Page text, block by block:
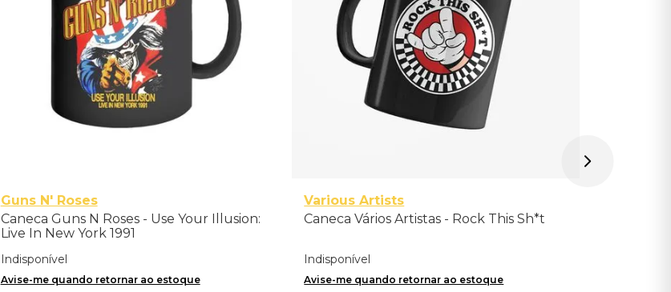
Guns N' Roses
Caneca Guns N Roses - Use Your Illusion:
Live In New York 1991
Indisponível
Avise-me quando retornar ao estoque
Various Artists
Caneca Vários Artistas - Rock This Sh*t
Indisponível
Avise-me quando retornar ao estoque